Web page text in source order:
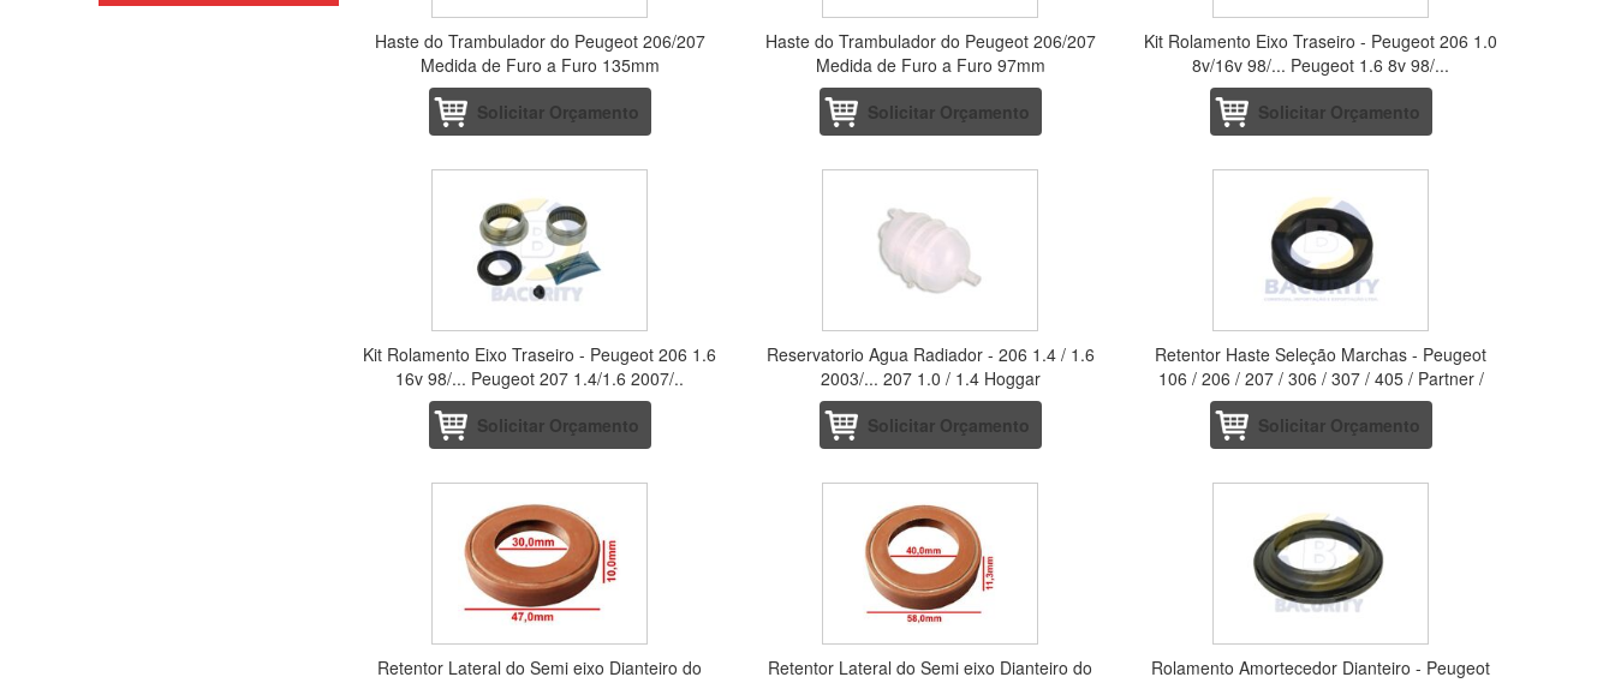
Haste do Trambulador do Peugeot 206/207
Medida de Furo a Furo 135mm
Solicitar Orçamento
Haste do Trambulador do Peugeot 206/207
Medida de Furo a Furo 97mm
Solicitar Orçamento
Kit Rolamento Eixo Traseiro - Peugeot 206 1.0
8v/16v 98/... Peugeot 1.6 8v 98/...
Solicitar Orçamento
Kit Rolamento Eixo Traseiro - Peugeot 206 1.6
16v 98/... Peugeot 207 1.4/1.6 2007/..
Solicitar Orçamento
Reservatorio Agua Radiador - 206 1.4 / 1.6
2003/... 207 1.0 / 1.4 Hoggar
Solicitar Orçamento
Retentor Haste Seleção Marchas - Peugeot
106 / 206 / 207 / 306 / 307 / 405 / Partner /
Citroen C3
Solicitar Orçamento
Retentor Lateral do Semi eixo Dianteiro do
Retentor Lateral do Semi eixo Dianteiro do
Rolamento Amortecedor Dianteiro - Peugeot